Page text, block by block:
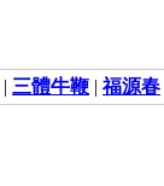
| 三體牛鞭 |福源春